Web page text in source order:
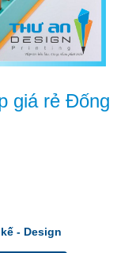
giá rẻ Đống
- Design